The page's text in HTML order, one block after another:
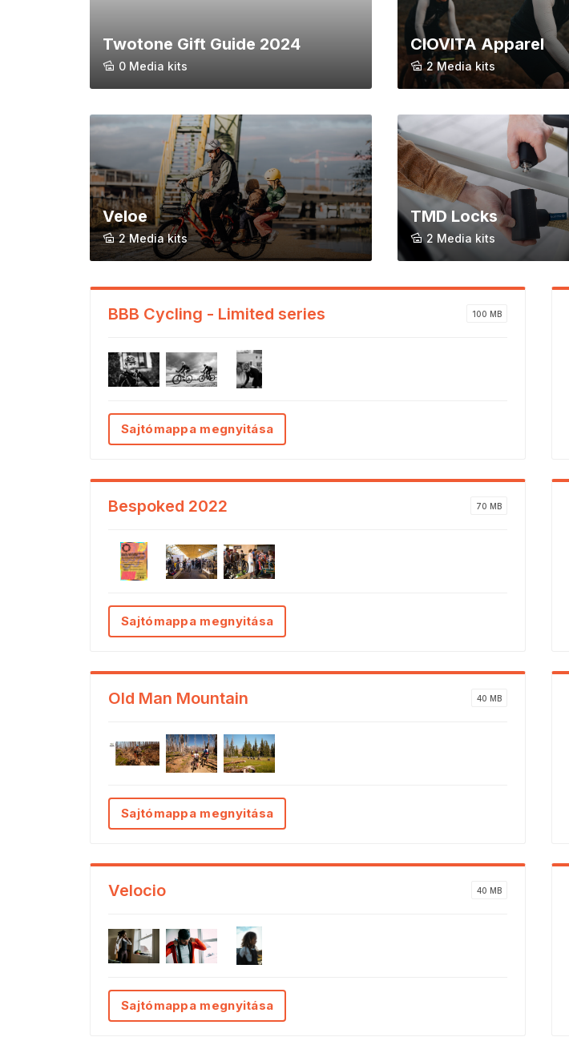
Twotone Gift Guide 2024
0 Media kits
CIOVITA Apparel
2 Media kits
Veloe
2 Media kits
TMD Locks
2 Media kits
BBB Cycling - Limited series 100 MB
Sajtómappa megnyitása
Bespoked 2022 70 MB
Sajtómappa megnyitása
Old Man Mountain 40 MB
Sajtómappa megnyitása
Velocio 40 MB
Sajtómappa megnyitása